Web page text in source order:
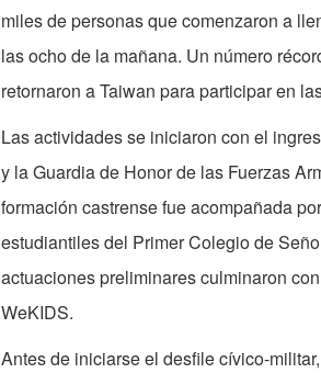
miles de personas que comenzaron a
las ocho de la mañana. Un número
retornaron a Taiwan para participar en
Las actividades se iniciaron con el
y la Guardia de Honor de las Fuerzas
formación castrense fue acompañada
estudiantiles del Primer Colegio de
actuaciones preliminares culminaron
WeKIDS.
Antes de iniciarse el desfile cívico-